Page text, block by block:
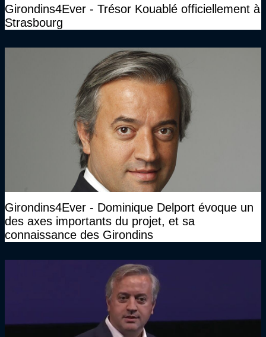
Girondins4Ever - Trésor Kouablé officiellement à
Strasbourg
Girondins4Ever - Dominique Delport évoque un
des axes importants du projet, et sa
connaissance des Girondins